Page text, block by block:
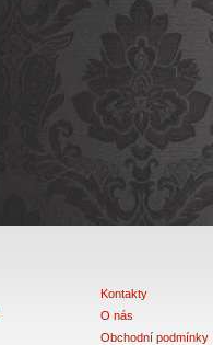
Kontakty
O nás
Obchodní podmínky